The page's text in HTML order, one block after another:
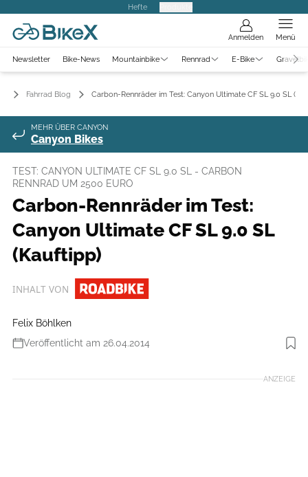
Hefte
Anmelden Menü
Newsletter Bike-News Mountainbike Rennrad E-Bike
Fahrrad Blog Carbon-Rennräder im Test: Canyon Ultimate CF SL 9.0 SL
MEHR ÜBER CANYON
Canyon Bikes
TEST: CANYON ULTIMATE CF SL 9.0 SL - CARBON
RENNRAD UM 2500 EURO
Carbon-Rennräder im Test:
Canyon Ultimate CF SL 9.0 SL
(Kauftipp)
INHALT VON
Felix Böhlken
Veröffentlicht am 26.04.2014
ANZEIGE